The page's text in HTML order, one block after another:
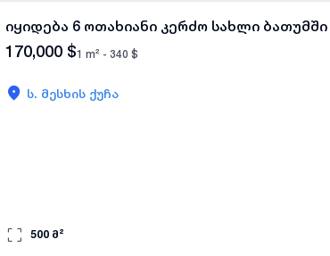
იყიდება 6 ოთახიანი კერძო სახლი ბათუმში
170,000 $1 m² - 340 $
ს. მესხის ქუჩა
500 მ²